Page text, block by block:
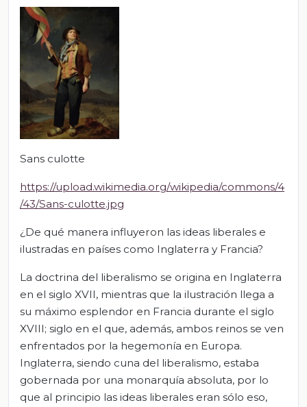
Sans culotte
https://upload.wikimedia.org/wikipedia/commons/4
/43/Sans-culotte.jpg
¿De qué manera influyeron las ideas liberales e
ilustradas en países como Inglaterra y Francia?
La doctrina del liberalismo se origina en Inglaterra
en el siglo XVII, mientras que la ilustración llega a
su máximo esplendor en Francia durante el siglo
XVIII; siglo en el que, además, ambos reinos se ven
enfrentados por la hegemonía en Europa.
Inglaterra, siendo cuna del liberalismo, estaba
gobernada por una monarquía absoluta, por lo
que al principio las ideas liberales eran sólo eso,